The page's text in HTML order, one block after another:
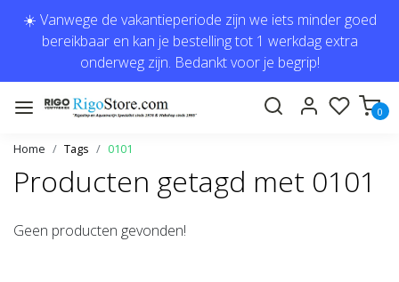
☀️ Vanwege de vakantieperiode zijn we iets minder goed
bereikbaar en kan je bestelling tot 1 werkdag extra
onderweg zijn. Bedankt voor je begrip!
0
Home Tags 0101
Producten getagd met 0101
Geen producten gevonden!